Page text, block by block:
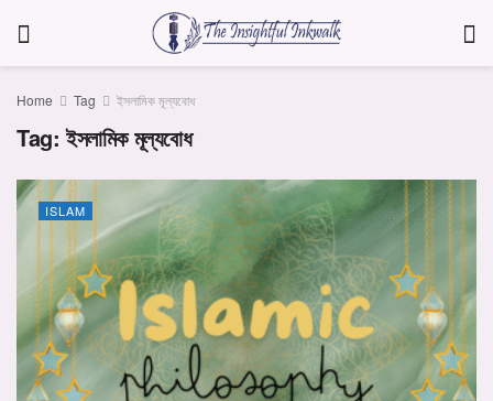
Home Tag ইসলামিক মূল্যবোধ
Tag:ইসলামিক মূল্যবোধ
ISLAM